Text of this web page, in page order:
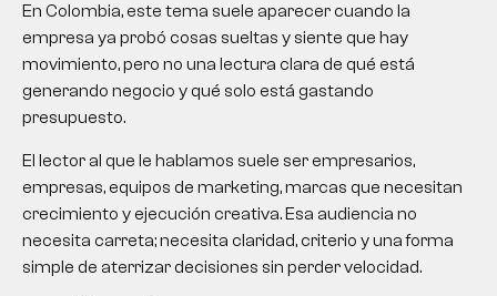
En Colombia, este tema suele aparecer cuando la
empresa ya probó cosas sueltas y siente que hay
movimiento, pero no una lectura clara de qué está
generando negocio y qué solo está gastando
presupuesto.
El lector al que le hablamos suele ser empresarios,
empresas, equipos de marketing, marcas que necesitan
crecimiento y ejecución creativa. Esa audiencia no
necesita carreta; necesita claridad, criterio y una forma
simple de aterrizar decisiones sin perder velocidad.